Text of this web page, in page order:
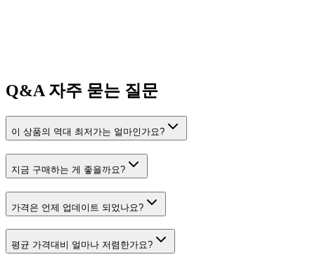
Q&A자주 묻는 질문
이 상품의 역대 최저가는 얼마인가요?
지금 구매하는 게 좋을까요?
가격은 언제 업데이트 되었나요?
평균 가격대비 얼마나 저렴한가요?